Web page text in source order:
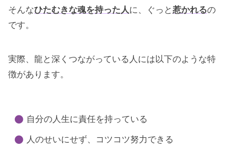
そんなひたむきな魂を持った人に、ぐっと惹かれるの
です。
実際、龍と深くつながっている人には以下のような特
徴があります。
自分の人生に責任を持っている
人のせいにせず、コツコツ努力できる